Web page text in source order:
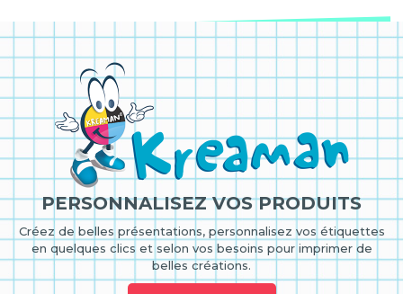
PERSONNALISEZ VOS PRODUITS
Créez de belles présentations, personnalisez vos étiquettes
en quelques clics et selon vos besoins pour imprimer de
belles créations.